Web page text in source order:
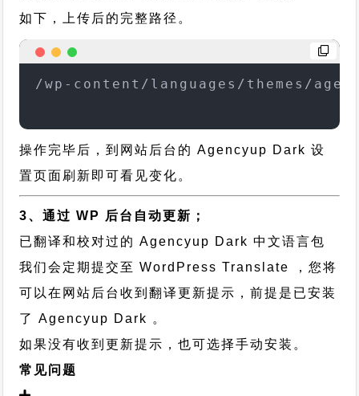
如下，上传后的完整路径。
/wp-content/languages/themes/
操作完毕后，到网站后台的 Agencyup Dark 设
置页面刷新即可看见变化。
3、通过 WP 后台自动更新；
已翻译和校对过的 Agencyup Dark 中文语言包
我们会定期提交至 WordPress Translate ，您将
可以在网站后台收到翻译更新提示，前提是已安装
了 Agencyup Dark 。
如果没有收到更新提示，也可选择手动安装。
常见问题